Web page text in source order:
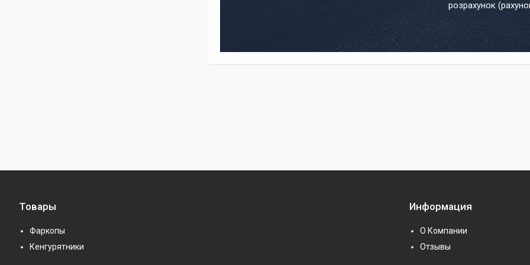
розрахунок
Товары
Фаркопы
Кенгурятники
Информация
О Компании
Отзывы